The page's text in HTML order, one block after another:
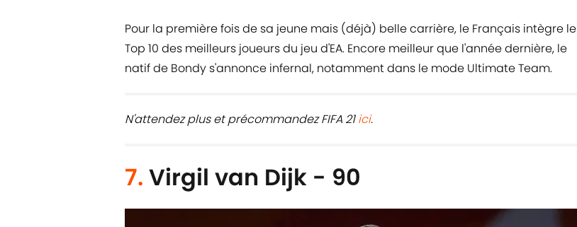
Pour la première fois de sa jeune mais (déjà) belle carrière, le Français intègre le
Top 10 des meilleurs joueurs du jeu d'EA. Encore meilleur que l'année dernière, le
natif de Bondy s'annonce infernal, notamment dans le mode Ultimate Team.
N'attendez plus et précommandez FIFA 21ici.
7. Virgil van Dijk - 90